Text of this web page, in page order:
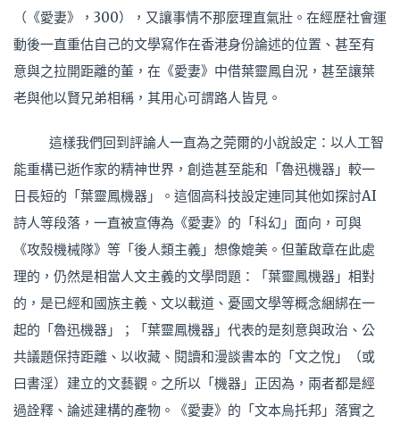
（《愛妻》，300），又讓事情不那麼理直氣壯。在經歷社會運
動後一直重估自己的文學寫作在香港身份論述的位置、甚至有
意與之拉開距離的董，在《愛妻》中借葉靈鳳自況，甚至讓葉
老與他以賢兄弟相稱，其用心可謂路人皆見。
這樣我們回到評論人一直為之莞爾的小說設定：以人工智
能重構已逝作家的精神世界，創造甚至能和「魯迅機器」較一
日長短的「葉靈鳳機器」。這個高科技設定連同其他如探討AI
詩人等段落，一直被宣傳為《愛妻》的「科幻」面向，可與
《攻殼機械隊》等「後人類主義」想像媲美。但董啟章在此處
理的，仍然是相當人文主義的文學問題：「葉靈鳳機器」相對
的，是已經和國族主義、文以載道、憂國文學等概念綑綁在一
起的「魯迅機器」；「葉靈鳳機器」代表的是刻意與政治、公
共議題保持距離、以收藏、閱讀和漫談書本的「文之悅」（或
曰書淫）建立的文藝觀。之所以「機器」正因為，兩者都是經
過詮釋、論述建構的產物。《愛妻》的「文本烏托邦」落實之